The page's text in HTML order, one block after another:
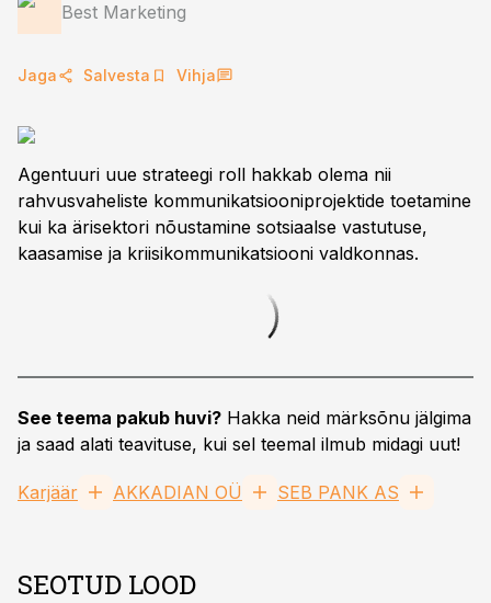
Best Marketing
Jaga Salvesta Vihja
Agentuuri uue strateegi roll hakkab olema nii
rahvusvaheliste kommunikatsiooniprojektide toetamine
kui ka ärisektori nõustamine sotsiaalse vastutuse,
kaasamise ja kriisikommunikatsiooni valdkonnas.
See teema pakub huvi? Hakka neid märksõnu jälgima
ja saad alati teavituse, kui sel teemal ilmub midagi uut!
Karjäär AKKADIAN OÜ SEB PANK AS
SEOTUD LOOD